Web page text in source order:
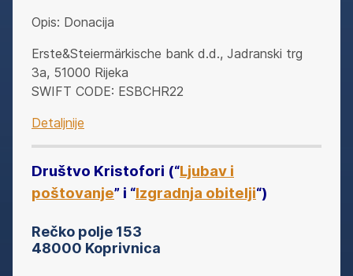
Opis: Donacija
Erste&Steiermärkische bank d.d., Jadranski trg
3a, 51000 Rijeka
SWIFT CODE: ESBCHR22
Detaljnije
Društvo Kristofori (“Ljubav i
poštovanje” i “Izgradnja obitelji“)
Rečko polje 153
48000 Koprivnica